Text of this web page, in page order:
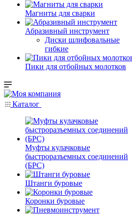
Магниты для сварки
Абразивный инструмент
Диски шлифовальные
гибкие
Пики для отбойных молотков
Каталог
Муфты кулачковые
быстроразъемных соединений
(БРС)
Штанги буровые
Коронки буровые